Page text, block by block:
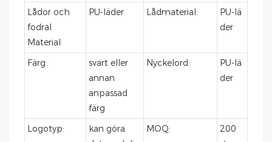
Lådor och
fodral
Material:
PU-läder Lådmaterial:
PU-lä
der
Färg:
svart eller
annan
anpassad
färg
Nyckelord:
PU-lä
der
Logotyp:
kan göra
MOQ:
200